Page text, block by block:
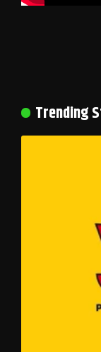
Trending